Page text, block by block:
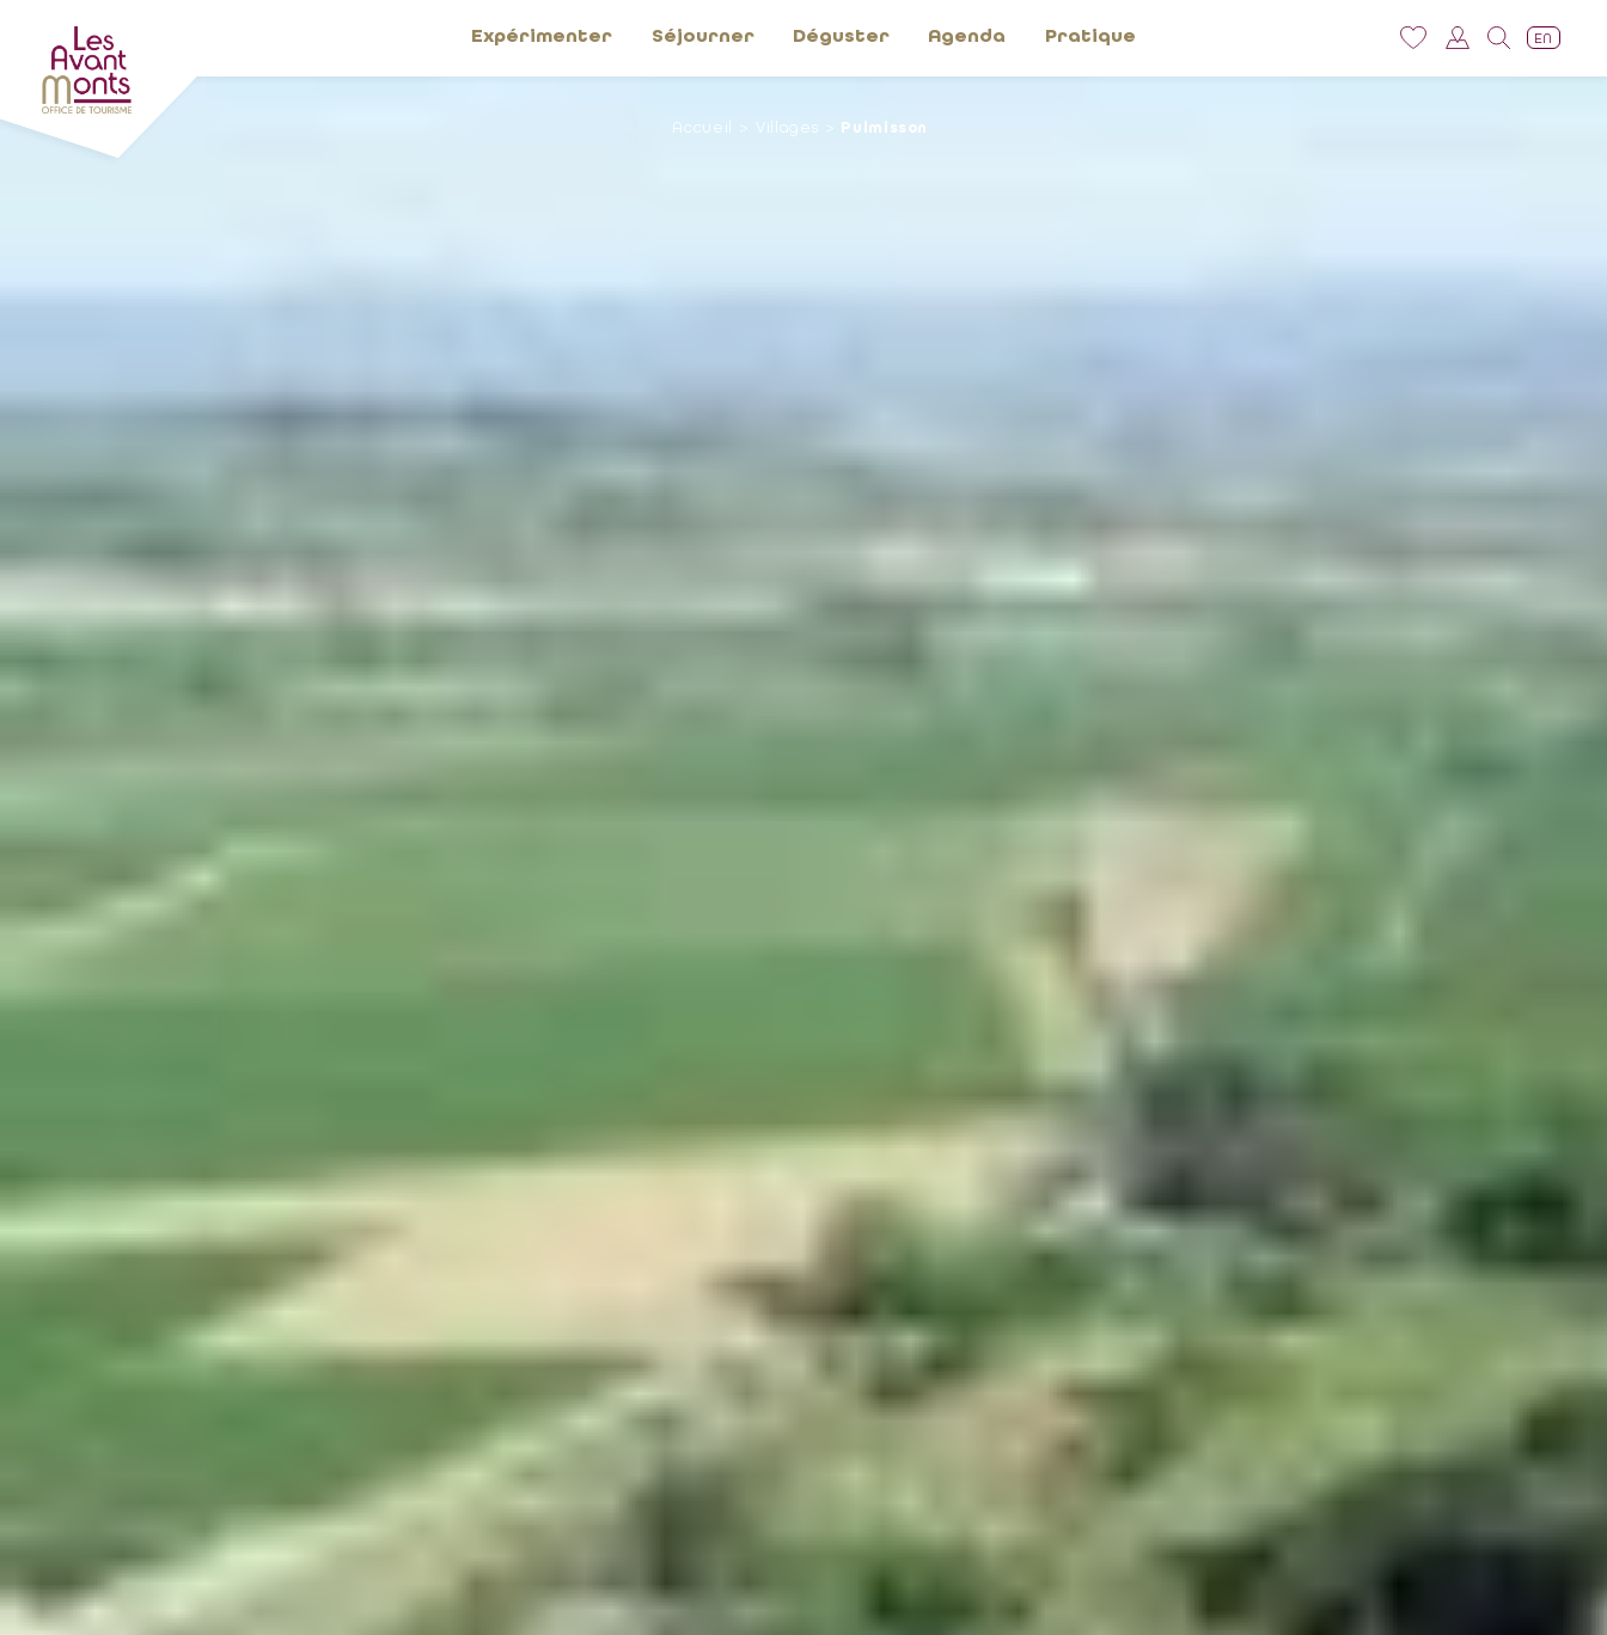
Expérimenter Séjourner Déguster Agenda Pratique EN
Accueil Villages Puimisson